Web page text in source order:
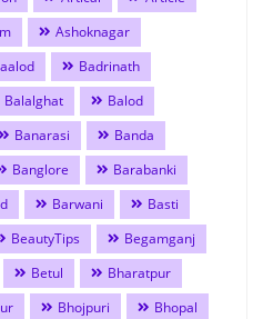
Ashoknagar
Badrinath
Balalghat
Balod
Banarasi
Banda
Banglore
Barabanki
Barwani
Basti
BeautyTips
Begamganj
Betul
Bharatpur
Bhojpuri
Bhopal